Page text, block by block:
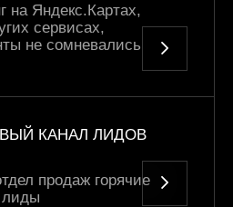
на Яндекс.Картах,
сервисах,
не сомневались
КАНАЛ ЛИДОВ
продаж горячие
лиды